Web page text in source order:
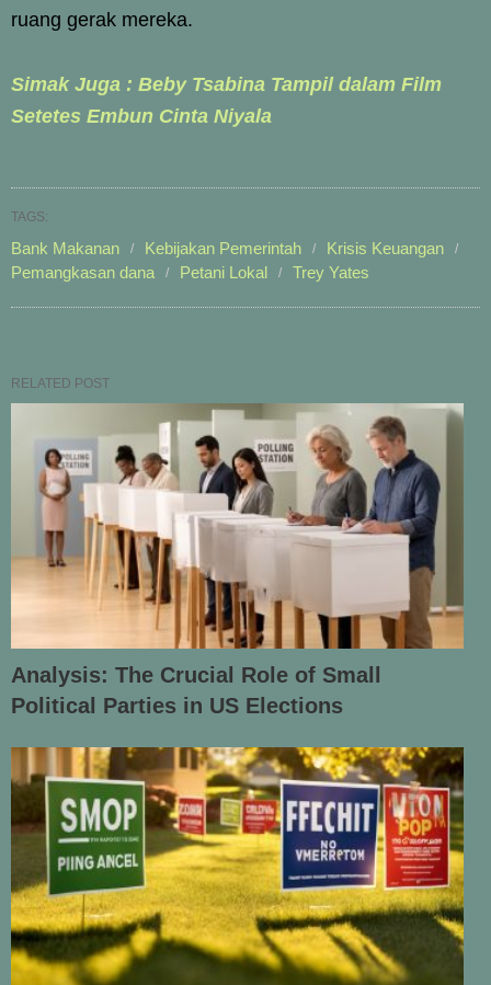
ruang gerak mereka.
Simak Juga : Beby Tsabina Tampil dalam Film
Setetes Embun Cinta Niyala
TAGS:
Bank Makanan Kebijakan Pemerintah
Krisis Keuangan
Pemangkasan dana
Petani Lokal Trey Yates
RELATED POST
Analysis: The Crucial Role of Small
Political Parties in US Elections